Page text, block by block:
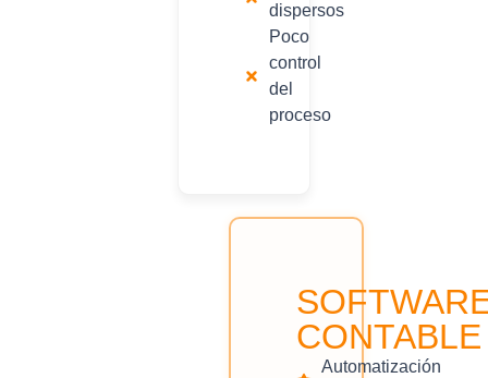
dispersos
Poco
control
del
proceso
CONTABLE
Automatización